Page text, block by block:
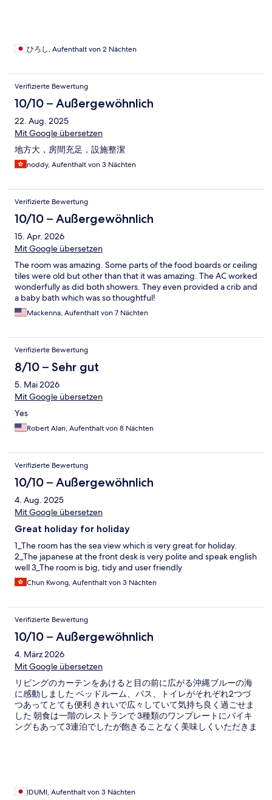
ひろし, Aufenthalt von 2 Nächten
Verifizierte Bewertung
10/10 – Außergewöhnlich
22. Aug. 2025
Mit Google übersetzen
地方大，房間充足，設施整潔
noddy, Aufenthalt von 3 Nächten
Verifizierte Bewertung
10/10 – Außergewöhnlich
15. Apr. 2026
Mit Google übersetzen
The room was amazing. Some parts of the food boards or ceiling
tiles were old but other than that it was amazing. The AC worked
wonderfully as did both showers. They even provided a crib and
a baby bath which was so thoughtful!
Mackenna, Aufenthalt von 7 Nächten
Verifizierte Bewertung
8/10 – Sehr gut
5. Mai 2026
Mit Google übersetzen
Yes
Robert Alan, Aufenthalt von 8 Nächten
Verifizierte Bewertung
10/10 – Außergewöhnlich
4. Aug. 2025
Mit Google übersetzen
Great holiday for holiday
1_The room has the sea view which is very great for holiday.
2_The japanese at the front desk is very polite and speak english
well 3_The room is big, tidy and user friendly
Chun Kwong, Aufenthalt von 3 Nächten
Verifizierte Bewertung
10/10 – Außergewöhnlich
4. März 2026
Mit Google übersetzen
リビングのカーテンをあけると目の前に広がる沖縄ブルーの海
に感動しました ベッドルーム、バス、トイレがそれぞれ2つづ
つあってとても便利 きれいで広々していて気持ち良く過ごせま
した 朝食は一階のレストランで 3種類のワンプレートにバイキ
ングもあって3連泊でしたが飽きることなく美味しくいただきま
せんでしたので詳細はわかりません 全体的に静かで波の音を
IDUMI, Aufenthalt von 3 Nächten